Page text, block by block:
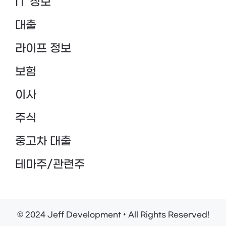
대출
라이프 정보
보험
이사
주식
중고차 대출
테마주/관련주
© 2024 Jeff Development • All Rights Reserved!